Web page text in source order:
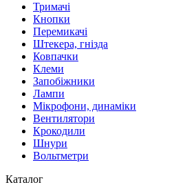
Тримачі
Кнопки
Перемикачі
Штекера, гнізда
Ковпачки
Клеми
Запобіжники
Лампи
Мікрофони, динаміки
Вентилятори
Крокодили
Шнури
Вольтметри
Каталог